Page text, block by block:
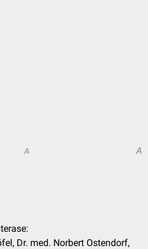
A A
Dr. med. Norbert Ostendorf,